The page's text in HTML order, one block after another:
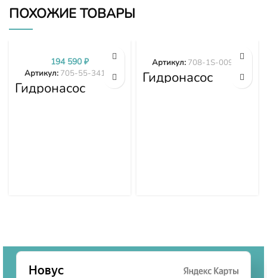
ПОХОЖИЕ ТОВАРЫ
Гидронасос
Komatsu WA380-
Артикул: 705-55-34190
194 590₽
Гидронасос
вентилятора
Артикул: 708-1S-00970